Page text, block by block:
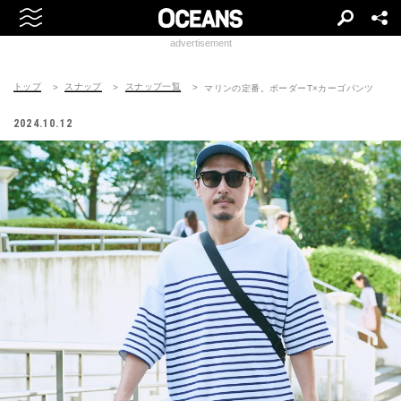
advertisement
トップ スナップ スナップ一覧 マリンの定番。ボーダーT×カーゴパンツ
2024.10.12